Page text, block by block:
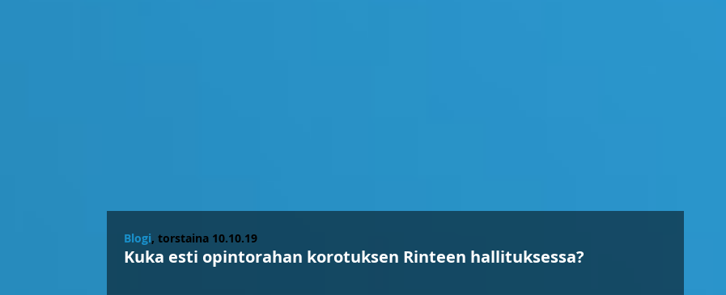
Blogi, torstaina 10.10.19
Kuka esti opintorahan korotuksen Rinteen hallituksessa?